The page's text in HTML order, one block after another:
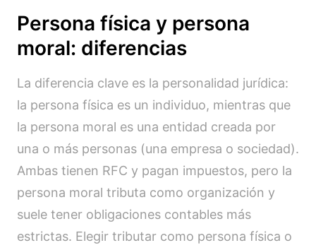
Persona física y persona
moral: diferencias
La diferencia clave es la personalidad jurídica:
la persona física es un individuo, mientras que
la persona moral es una entidad creada por
una o más personas (una empresa o sociedad).
Ambas tienen RFC y pagan impuestos, pero la
persona moral tributa como organización y
suele tener obligaciones contables más
estrictas. Elegir tributar como persona física o